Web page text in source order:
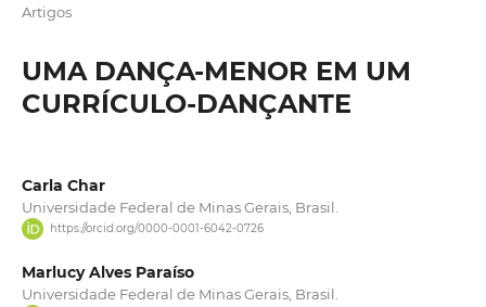
Artigos
UMA DANÇA-MENOR EM UM
CURRÍCULO-DANÇANTE
Carla Char
Universidade Federal de Minas Gerais, Brasil.
https://orcid.org/0000-0001-6042-0726
Marlucy Alves Paraíso
Universidade Federal de Minas Gerais, Brasil.